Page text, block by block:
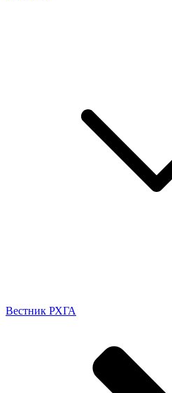
Вестник РХГА